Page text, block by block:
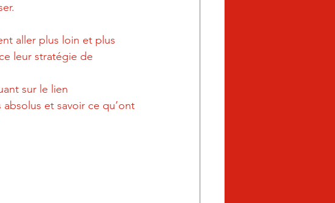
aller plus loin et plus
leur stratégie de
sur le lien
et savoir ce qu’ont